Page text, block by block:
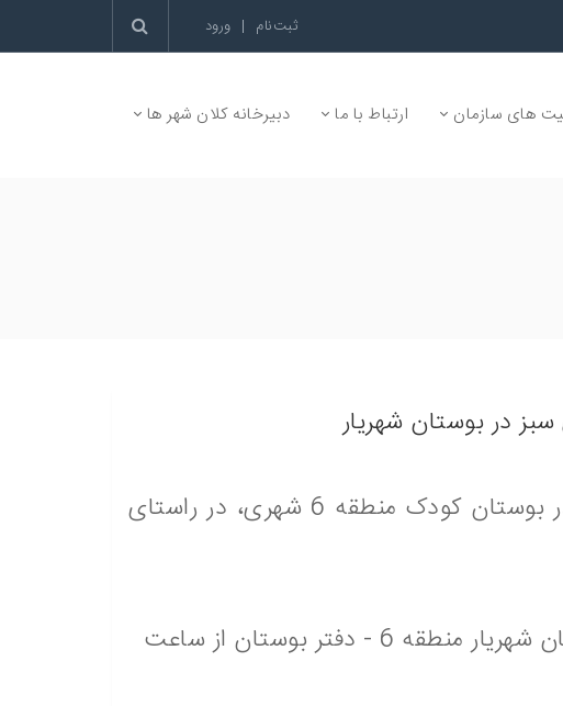
ثبت‌نام | ورود
های سازمان ارتباط با ما دبیرخانه کلان شهر ها
در بوستان‌ شهریار
برگزاری نشست‌ چهره‌به‌چهره با شهروندان، کارگران و عوامل اجرایی فضای سبز در بوستان‌ کودک منطقه 6 شهری، در راستای
چهارمین دیدار و نشست چهره به چهره امروز پنجشنبه 27 شهریور ۱۴۰۴ در بوستان شهریار منطقه 6 - دفتر بوستان از ساعت